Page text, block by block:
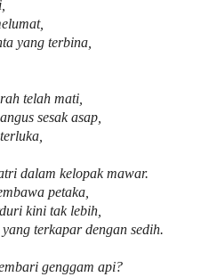
yang terbina,
telah mati,
sesak asap,
dalam kelopak mawar.
petaka,
kini tak lebih,
terkapar dengan sedih.
genggam api?